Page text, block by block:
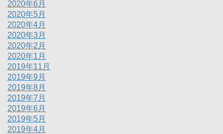
2020年6月
2020年5月
2020年4月
2020年3月
2020年2月
2020年1月
2019年11月
2019年9月
2019年8月
2019年7月
2019年6月
2019年5月
2019年4月